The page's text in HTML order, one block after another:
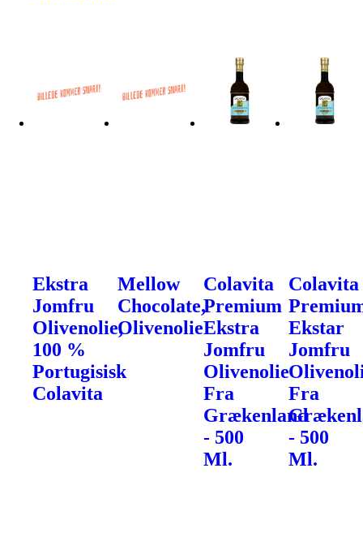
Ekstra
Jomfru
Olivenolie,
100 %
Portugisisk
Colavita
Mellow
Chocolate,
Olivenolie
Colavita
Premium
Ekstra
Jomfru
Olivenolie
Fra
Grækenland
- 500
Ml.
Colavita
Ekstar
Jomfru
Fra
- 500
Ml.